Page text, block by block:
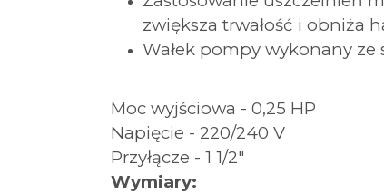
zwiększa trwałość i obniża
Wałek pompy wykonany
Moc wyjściowa - 0,25 HP
Napięcie - 220/240 V
Przyłącze - 1 1/2"
Wymiary: